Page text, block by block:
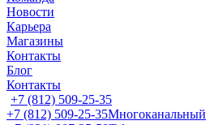
Новости
Карьера
Магазины
Контакты
Блог
Контакты
+7 (812) 509-25-35
+7 (812) 509-25-35Многоканальный